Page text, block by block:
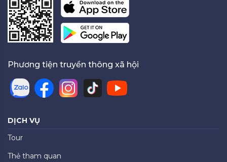
Phương tiện truyền thông xã hội
DỊCH VỤ
Tour
Thẻ tham quan